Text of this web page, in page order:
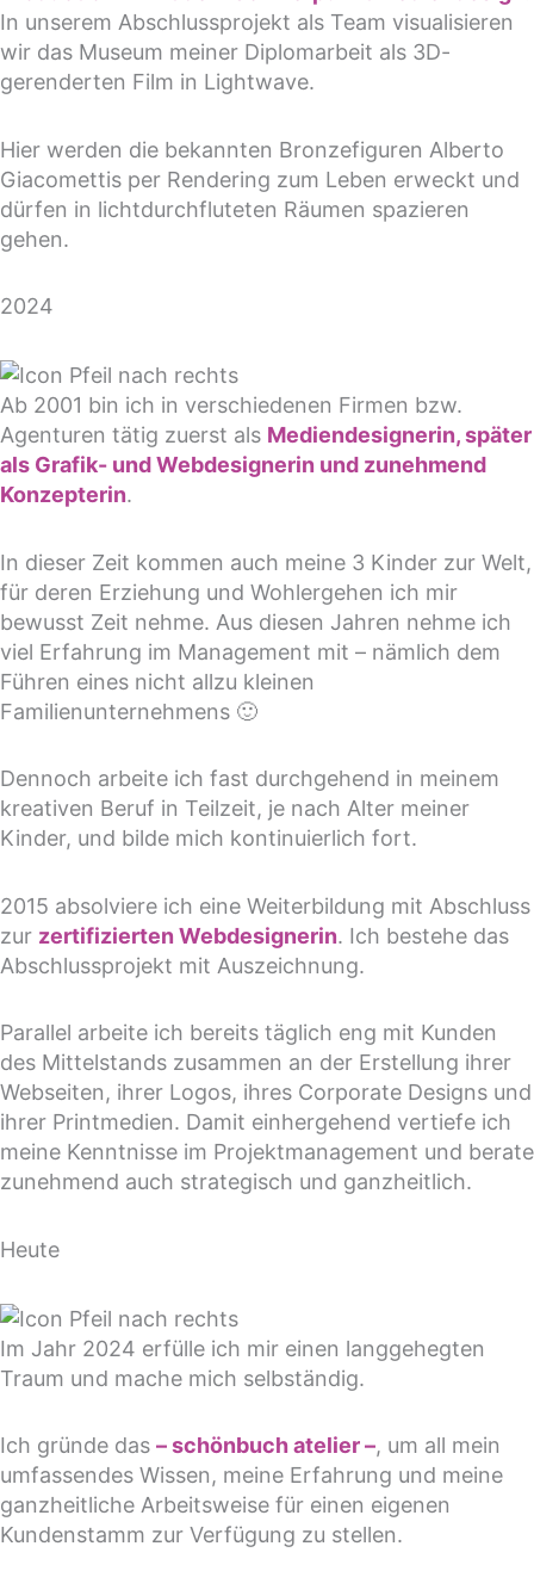
In unserem Abschlussprojekt als Team visualisieren
wir das Museum meiner Diplomarbeit als 3D-
gerenderten Film in Lightwave.
Hier werden die bekannten Bronzefiguren Alberto
Giacomettis per Rendering zum Leben erweckt und
dürfen in lichtdurchfluteten Räumen spazieren
gehen.
2024
Ab 2001 bin ich in verschiedenen Firmen bzw.
Agenturen tätig zuerst als Mediendesignerin, später
als Grafik- und Webdesignerin und zunehmend
Konzepterin.
In dieser Zeit kommen auch meine 3 Kinder zur Welt,
für deren Erziehung und Wohlergehen ich mir
bewusst Zeit nehme. Aus diesen Jahren nehme ich
viel Erfahrung im Management mit – nämlich dem
Führen eines nicht allzu kleinen
Familienunternehmens 🙂
Dennoch arbeite ich fast durchgehend in meinem
kreativen Beruf in Teilzeit, je nach Alter meiner
Kinder, und bilde mich kontinuierlich fort.
2015 absolviere ich eine Weiterbildung mit Abschluss
zur zertifizierten Webdesignerin. Ich bestehe das
Abschlussprojekt mit Auszeichnung.
Parallel arbeite ich bereits täglich eng mit Kunden
des Mittelstands zusammen an der Erstellung ihrer
Webseiten, ihrer Logos, ihres Corporate Designs und
ihrer Printmedien. Damit einhergehend vertiefe ich
meine Kenntnisse im Projektmanagement und berate
zunehmend auch strategisch und ganzheitlich.
Heute
Im Jahr 2024 erfülle ich mir einen langgehegten
Traum und mache mich selbständig.
Ich gründe das – schönbuch atelier –, um all mein
umfassendes Wissen, meine Erfahrung und meine
ganzheitliche Arbeitsweise für einen eigenen
Kundenstamm zur Verfügung zu stellen.